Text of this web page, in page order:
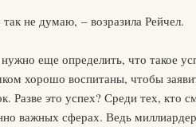
не думаю, – возразила Рейчел.
еще определить, что такое
хорошо воспитаны, чтобы
Разве это успех? Среди тех, кто
важных сферах. Ведь